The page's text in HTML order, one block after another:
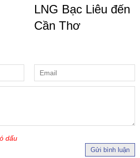
LNG Bạc Liêu đến
Cần Thơ
dấu
Gửi bình luận